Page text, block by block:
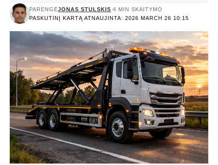
PASKUTINĮ KARTĄ ATNAUJINTA: 2026 MARCH 26 10:15
PARENGĖJONAS STULSKIS 4 MIN SKAITYMO